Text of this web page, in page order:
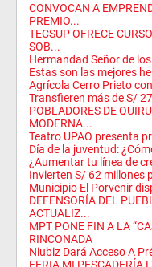
CONVOCAN A
PREMIO...
TECSUP OFRECE
SOB...
Hermandad Señor de
Estas son las mejores
Agrícola Cerro Prieto
Transfieren más de S/
POBLADORES DE
MODERNA...
Teatro UPAO presenta
Día de la juventud:
¿Aumentar tu línea de
Invierten S/ 62 millones
Municipio El Porvenir
DEFENSORÍA DEL
ACTUALIZ...
MPT PONE FIN A LA
RINCONADA
Niubiz Dará Acceso A